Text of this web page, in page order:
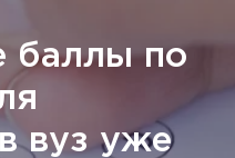
баллы по
вуз уже